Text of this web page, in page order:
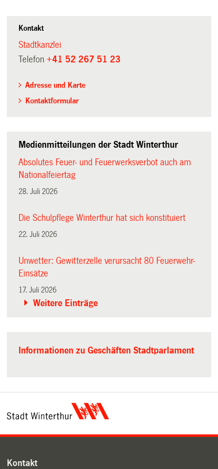
Kontakt
Stadtkanzlei
Telefon+41 52 267 51 23
Adresse und Karte
Kontaktformular
Medienmitteilungen der Stadt Winterthur
Absolutes Feuer- und Feuerwerksverbot auch am
Nationalfeiertag
28. Juli 2026
Die Schulpflege Winterthur hat sich konstituiert
22. Juli 2026
Unwetter: Gewitterzelle verursacht 80 Feuerwehr-
Einsätze
17. Juli 2026
Weitere Einträge
Informationen zu Geschäften Stadtparlament
Kontakt